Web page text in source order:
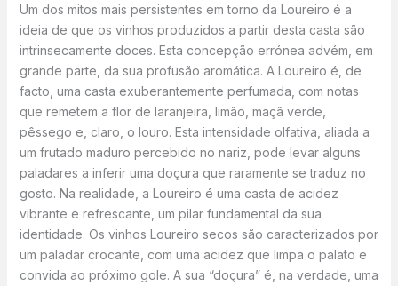
Um dos mitos mais persistentes em torno da Loureiro é a
ideia de que os vinhos produzidos a partir desta casta são
intrinsecamente doces. Esta concepção errónea advém, em
grande parte, da sua profusão aromática. A Loureiro é, de
facto, uma casta exuberantemente perfumada, com notas
que remetem a flor de laranjeira, limão, maçã verde,
pêssego e, claro, o louro. Esta intensidade olfativa, aliada a
um frutado maduro percebido no nariz, pode levar alguns
paladares a inferir uma doçura que raramente se traduz no
gosto. Na realidade, a Loureiro é uma casta de acidez
vibrante e refrescante, um pilar fundamental da sua
identidade. Os vinhos Loureiro secos são caracterizados por
um paladar crocante, com uma acidez que limpa o palato e
convida ao próximo gole. A sua “doçura” é, na verdade, uma